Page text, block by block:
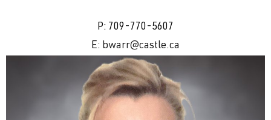
P: 709-770-5607
E: bwarr@castle.ca